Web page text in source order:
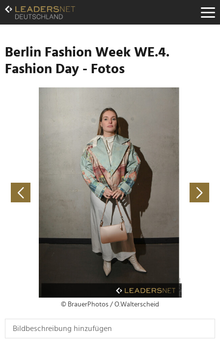
Zum
Inhalt
Zur
Navigation
Zur
Hauptnavigation
Berlin Fashion Week WE.4.
Fashion Day - Fotos
© BrauerPhotos / O.Walterscheid